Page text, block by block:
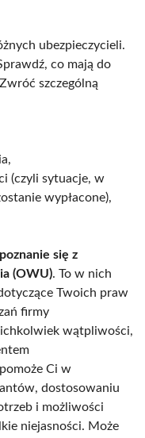
ubezpieczycieli.
co mają do
szczególną
(czyli sytuacje, w
wypłacone),
się z
(OWU). To w nich
Twoich praw
firmy
wątpliwości,
Ci w
dostosowaniu
i możliwości
niejasności. Może